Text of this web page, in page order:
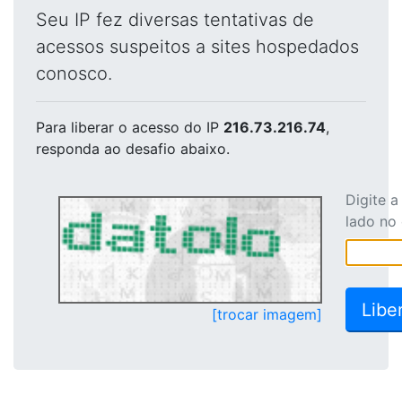
Seu IP fez diversas tentativas de
acessos suspeitos a sites hospedados
conosco.
Para liberar o acesso do IP 216.73.216.74,
responda ao desafio abaixo.
[trocar imagem]
Digite
lado no